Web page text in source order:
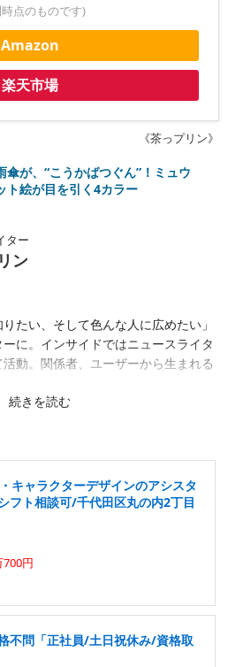
点のものです)
Amazon
楽天市場
《茶っプリン》
が、“こうかばつぐん”！ミュウ
ト絵が目を引く4カラー
ター
ン
たい、そして色んな人に広めたい」
に。インサイドではニュースライタ
動。関係者、ユーザーから生まれる
きを読む
キャラクターデザインのアシスタ
フト相談可/千代田区丸の内2丁目
700円
不問「正社員/土日祝休み/資格取